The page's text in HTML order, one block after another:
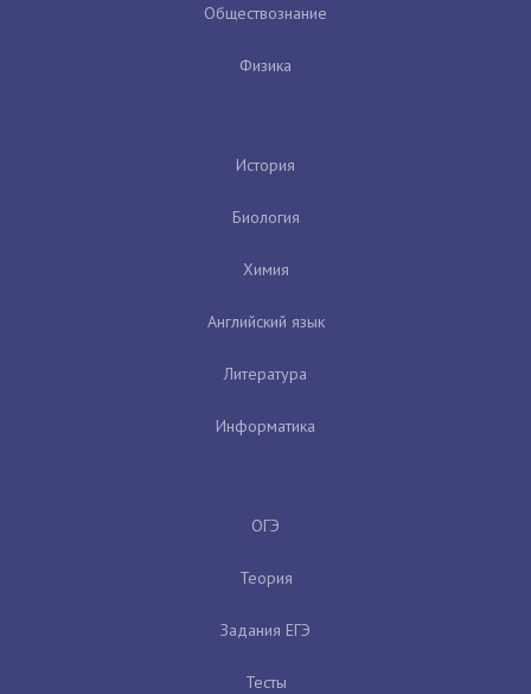
Обществознание
Физика
История
Биология
Химия
Английский язык
Литература
Информатика
ОГЭ
Теория
Задания ЕГЭ
Тесты